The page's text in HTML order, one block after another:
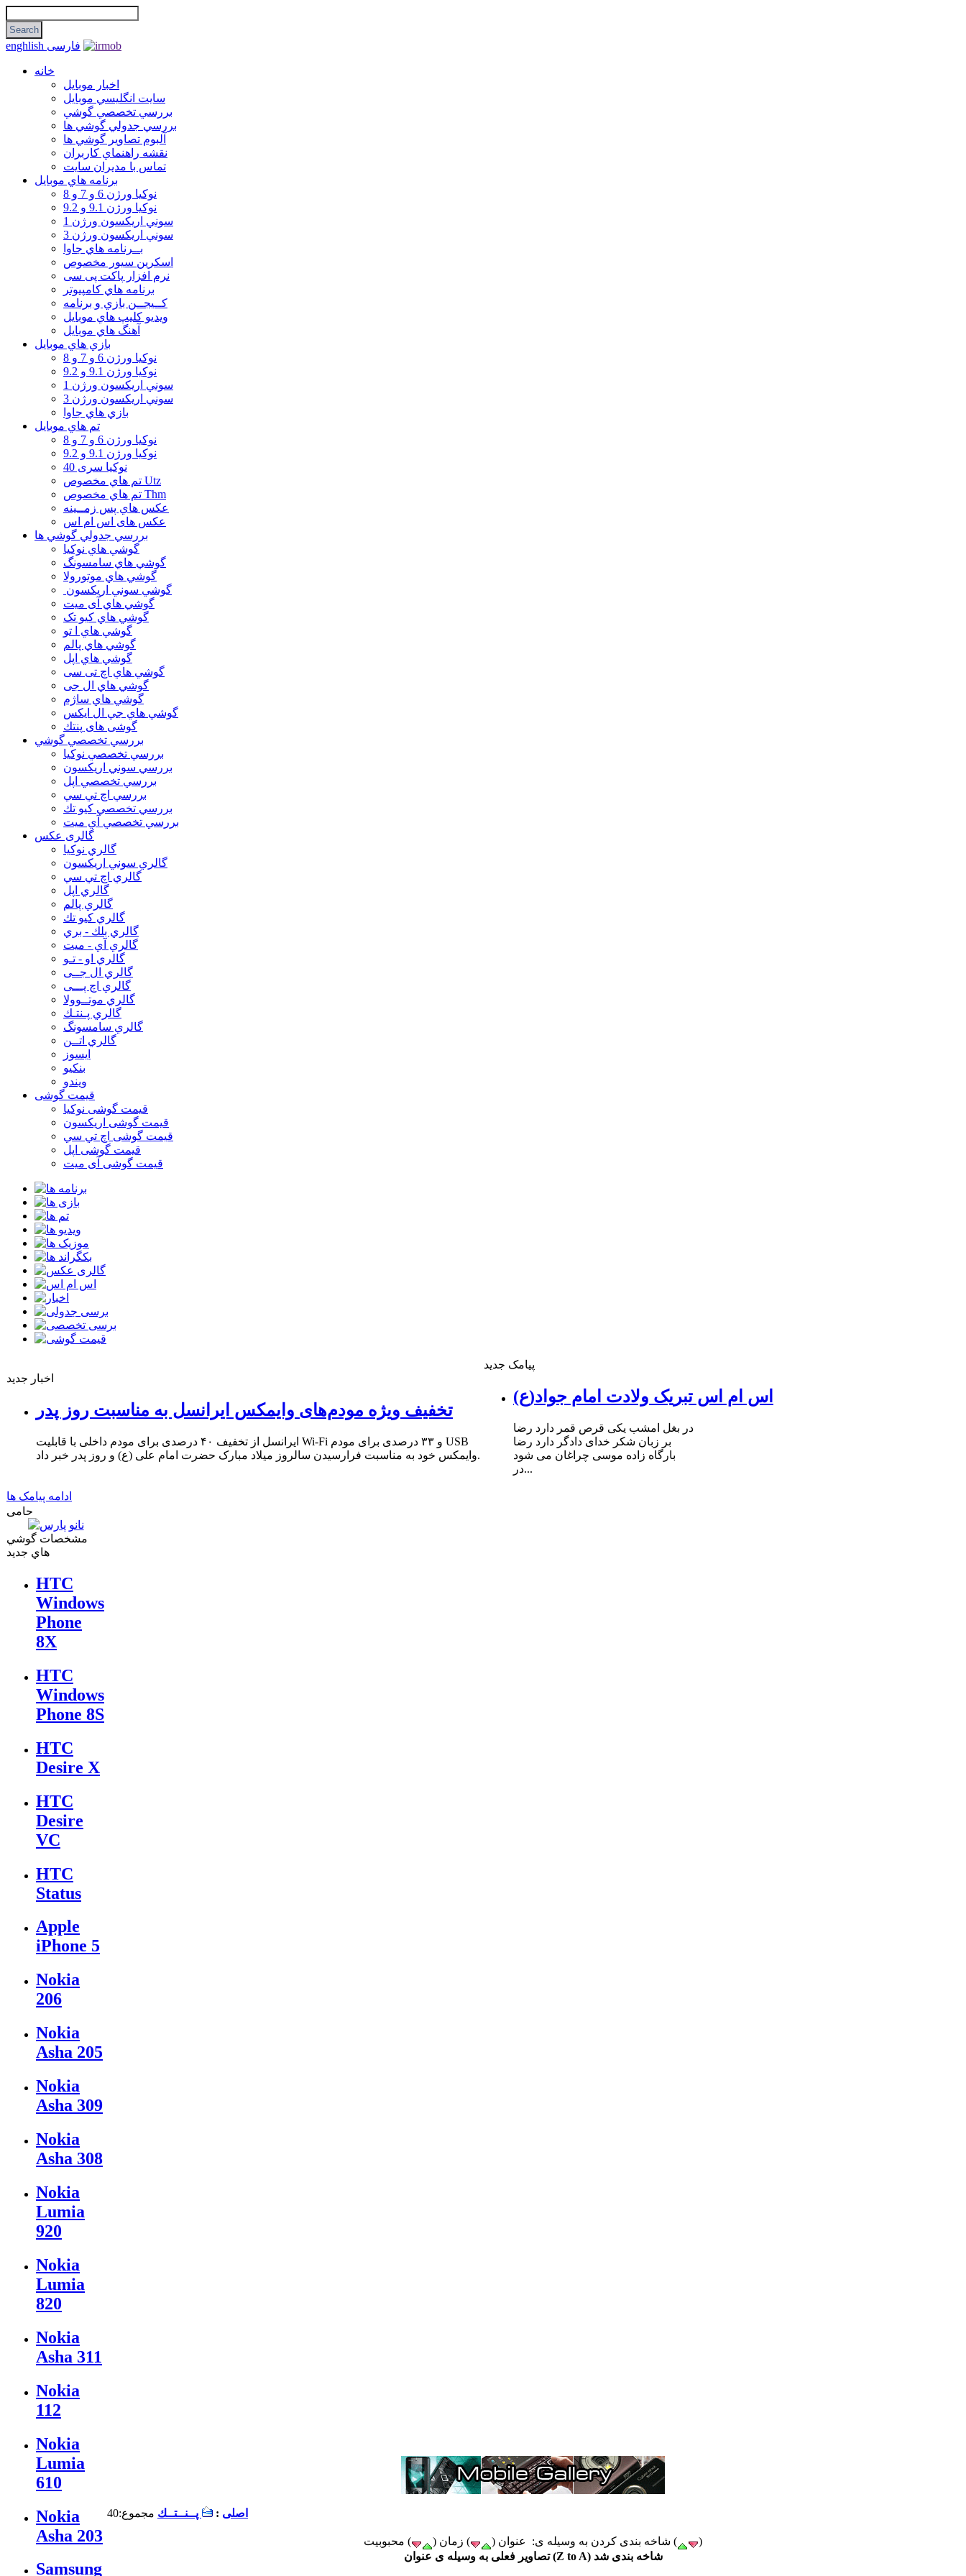
enghlish فارسی
خانه
اخبار موبایل
سايت انگليسي موبايل
بررسي تخصصي گوشي
بررسي جدولي گوشي ها
آلبوم تصاوير گوشي ها
نقشه راهنماي كاربران
تماس با مديران سايت
برنامه هاي موبايل
نوکیا ورژن 6 و 7 و 8
نوکیا ورژن 9.1 و 9.2
سوني اريكسون ورژن 1
سوني اريكسون ورژن 3
بــرنامه هاي جاوا
اسكرين سيور مخصوص
نرم افزار پاکت پی سی
برنامه هاي كامپيوتر
كــيجــن بازي و برنامه
ويديو كليپ هاي موبايل
آهنگ هاي موبايل
بازي هاي موبايل
نوكيا ورژن 6 و 7 و 8
نوكيا ورژن 9.1 و 9.2
سوني اريكسون ورژن 1
سوني اريكسون ورژن 3
بازي هاي جاوا
تم هاي موبايل
نوكيا ورژن 6 و 7 و 8
نوكيا ورژن 9.1 و 9.2
نوکیا سری 40
تم هاي مخصوص Utz
تم هاي مخصوص Thm
عكس هاي پس زمــينه
عكس های اس ام اس
بررسي جدولي گوشي ها
گوشي هاي نوكيا
گوشي هاي سامسونگ
گوشي هاي موتورولا
گوشي سوني اريكسون
گوشي هاي آی میت
گوشي هاي کیو تک
گوشي هاي ا تو
گوشي هاي پالم
گوشي هاي اپل
گوشي هاي اچ تی سی
گوشي هاي ال جی
گوشي هاي ساژم
گوشي هاي جي ال ايكس
گوشی های پنتك
بررسي تخصصي گوشي
بررسي تخصصي نوكيا
بررسي سوني اريكسون
بررسي تخصصي اپل
بررسي اچ تي سي
بررسي تخصصي كيو تك
بررسي تخصصي آي ميت
گالری عکس
گالري نوكيا
گالري سوني اريكسون
گالري اچ تي سي
گالري اپل
گالري پالم
گالري كيو تك
گالري بلك - بري
گالري آي - ميت
گالري او - تـو
گالري ال جــی
گالري اچ پـــی
گالري موتــوولا
گالري پـنتـك
گالري سامسونگ
گالري اتــن
ایسوز
بنکیو
ویندو
قیمت گوشی
قیمت گوشی نوكيا
قیمت گوشی اريكسون
قیمت گوشی اچ تي سي
قیمت گوشی اپل
قیمت گوشی آی میت
اخبار جدید
تخفیف ویژه مودم‌های وایمکس ایرانسل به مناسبت روز پدر
ایرانسل از تخفیف ۴۰ درصدی برای مودم داخلی با قابلیت Wi-Fi و ۳۳ درصدی برای مودم USB
وایمکس خود به مناسبت فرارسیدن سالروز میلاد مبارک حضرت امام علی (ع) و روز پدر خبر داد.
پیامک جدید
اس ام اس تبریک ولادت امام جواد(ع)
در بغل امشب یکى قرص قمر دارد رضا
بر زبان شکر خداى دادگر دارد رضا
بارگاه زاده موسى چراغان مى شود
در...
ادامه پیامک ها
حامی
مشخصات گوشي
هاي جديد
HTC
Windows
Phone
8X
HTC
Windows
Phone 8S
HTC
Desire X
HTC
Desire
VC
HTC
Status
Apple
iPhone 5
Nokia
206
Nokia
Asha 205
Nokia
Asha 309
Nokia
Asha 308
Nokia
Lumia
920
Nokia
Lumia
820
Nokia
Asha 311
Nokia
112
Nokia
Lumia
610
Nokia
Asha 203
Samsung
اصلی : پــنــتــك مجموع:40
شاخه بندی کردن به وسیله ی: عنوان ( ) زمان ( ) محبوبیت (
)
تصاویر فعلی به وسیله ی عنوان (Z to A) شاخه بندی شد